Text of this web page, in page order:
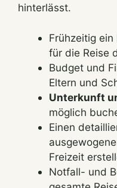
hinterlässt.
Frühzeitig ein
für die Reise
Budget und
Eltern und
Unterkunft
möglich
Einen
Freizeit
Notfall- und